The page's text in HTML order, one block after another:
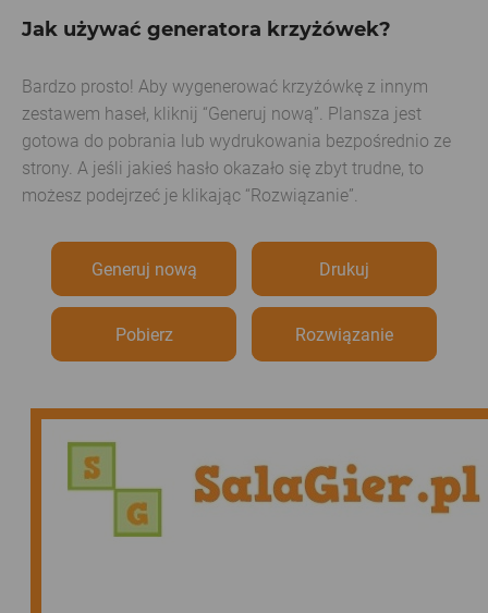
Jak używać generatora krzyżówek?
Bardzo prosto! Aby wygenerować krzyżówkę z innym
zestawem haseł, kliknij “Generuj nową”. Plansza jest
gotowa do pobrania lub wydrukowania bezpośrednio ze
strony. A jeśli jakieś hasło okazało się zbyt trudne, to
możesz podejrzeć je klikając “Rozwiązanie”.
Generuj nową Drukuj
Pobierz Rozwiązanie